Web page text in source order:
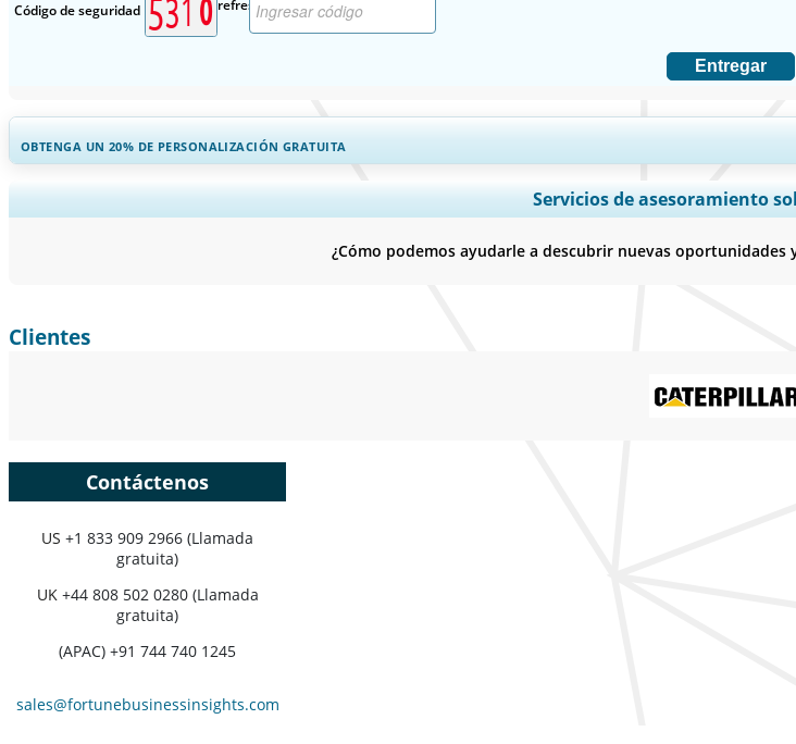
Código de seguridad
Entregar
OBTENGA UN 20% DE PERSONALIZACIÓN GRATUITA
Ampliar la cobertura regional y por país, Análisis de segmentos, Perfiles de
Servicios de asesoramiento
¿Cómo podemos ayudarle a descubrir nuevas oportunidades
Clientes
Contáctenos
US +1 833 909 2966 (Llamada
gratuita)
UK +44 808 502 0280 (Llamada
gratuita)
(APAC) +91 744 740 1245
sales@fortunebusinessinsights.com